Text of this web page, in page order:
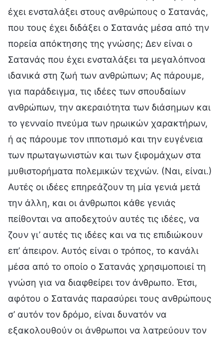
έχει ενσταλάξει στους ανθρώπους ο Σατανάς,
που τους έχει διδάξει ο Σατανάς μέσα από την
πορεία απόκτησης της γνώσης; Δεν είναι ο
Σατανάς που έχει ενσταλάξει τα μεγαλόπνοα
ιδανικά στη ζωή των ανθρώπων; Ας πάρουμε,
για παράδειγμα, τις ιδέες των σπουδαίων
ανθρώπων, την ακεραιότητα των διάσημων και
το γενναίο πνεύμα των ηρωικών χαρακτήρων,
ή ας πάρουμε τον ιπποτισμό και την ευγένεια
των πρωταγωνιστών και των ξιφομάχων στα
μυθιστορήματα πολεμικών τεχνών. (Ναι, είναι.)
Αυτές οι ιδέες επηρεάζουν τη μία γενιά μετά
την άλλη, και οι άνθρωποι κάθε γενιάς
πείθονται να αποδεχτούν αυτές τις ιδέες, να
ζουν γι’ αυτές τις ιδέες και να τις επιδιώκουν
επ’ άπειρον. Αυτός είναι ο τρόπος, το κανάλι
μέσα από το οποίο ο Σατανάς χρησιμοποιεί τη
γνώση για να διαφθείρει τον άνθρωπο. Έτσι,
αφότου ο Σατανάς παρασύρει τους ανθρώπους
σ’ αυτόν τον δρόμο, είναι δυνατόν να
εξακολουθούν οι άνθρωποι να λατρεύουν τον